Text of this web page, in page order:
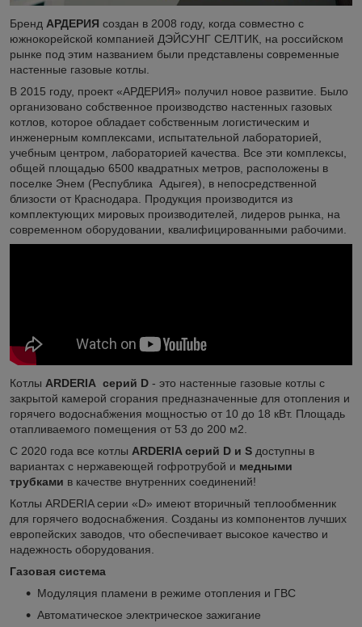
Бренд АРДЕРИЯ создан в 2008 году, когда совместно с
южнокорейской компанией ДЭЙСУНГ СЕЛТИК, на российском
рынке под этим названием были представлены современные
настенные газовые котлы.
В 2015 году, проект «АРДЕРИЯ» получил новое развитие. Было
организовано собственное производство настенных газовых
котлов, которое обладает собственным логистическим и
инженерным комплексами, испытательной лабораторией,
учебным центром, лабораторией качества. Все эти комплексы,
общей площадью 6500 квадратных метров, расположены в
поселке Энем (Республика Адыгея), в непосредственной
близости от Краснодара. Продукция производится из
комплектующих мировых производителей, лидеров рынка, на
современном оборудовании, квалифицированными рабочими.
Котлы ARDERIA серий D - это настенные газовые котлы с
закрытой камерой сгорания предназначенные для отопления и
горячего водоснабжения мощностью от 10 до 18 кВт. Площадь
отапливаемого помещения от 53 до 200 м2.
С 2020 года все котлы ARDERIA серий D и S доступны в
вариантах с нержавеющей гофротрубой и медными
трубками в качестве внутренних соединений!
Котлы ARDERIA серии «D» имеют вторичный теплообменник
для горячего водоснабжения. Созданы из компонентов лучших
европейских заводов, что обеспечивает высокое качество и
надежность оборудования.
Газовая система
Модуляция пламени в режиме отопления и ГВС
Автоматическое электрическое зажигание